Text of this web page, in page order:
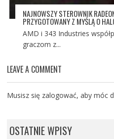
NAJNOWSZY STEROWNIK
PRZYGOTOWANY Z MYŚLĄ O
AMD i 343 Industries
graczom z...
LEAVE A COMMENT
Musisz się zalogować, aby móc
OSTATNIE WPISY